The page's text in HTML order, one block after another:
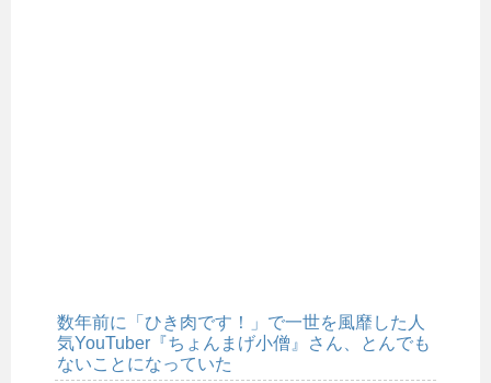
数年前に「ひき肉です！」で一世を風靡した人
気YouTuber『ちょんまげ小僧』さん、とんでも
ないことになっていた